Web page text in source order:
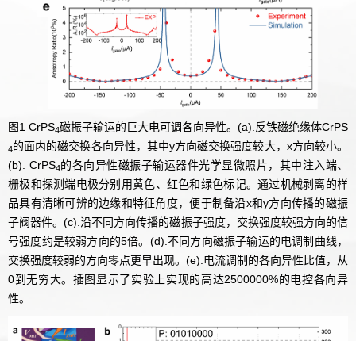
图1 CrPS4磁振子输运的巨大电可调各向异性。(a).反铁磁绝缘体CrPS
4的面内的磁交换各向异性，其中y方向磁交换强度较大，x方向较小。
(b). CrPS4的各向异性磁振子输运器件光学显微照片，其中注入端、
栅极和探测端电极分别用黄色、红色和绿色标记。通过机械剥离的样
品具有清晰可辨的边缘和特征角度，便于制备沿x和y方向传播的磁振
子阀器件。(c).沿不同方向传播的磁振子强度，交换强度较强方向的信
号强度约是较弱方向的5倍。(d).不同方向磁振子输运的电调制曲线，
交换强度较弱的方向零点更早出现。(e).电流调制的各向异性比值，从
0到无穷大。插图显示了实验上实现的高达2500000%的电控各向异
性。